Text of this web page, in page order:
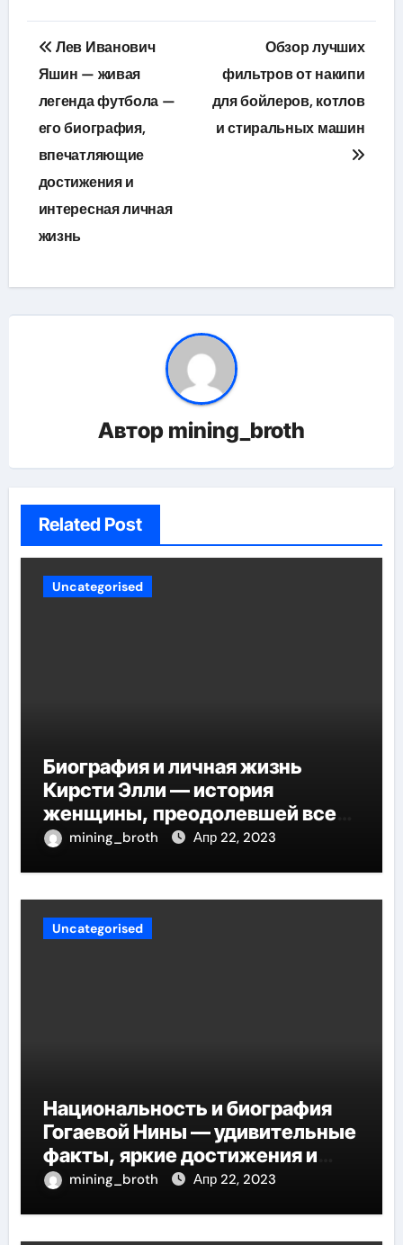
Навигация
по
записям
Лев Иванович
Яшин — живая
легенда футбола —
его биография,
впечатляющие
достижения и
интересная личная
жизнь
Обзор лучших
фильтров от накипи
для бойлеров, котлов
и стиральных машин
Автор mining_broth
Related Post
Uncategorised
Биография и личная жизнь
Кирсти Элли — история
женщины, преодолевшей все
трудности и стала
mining_broth Апр 22, 2023
Uncategorised
Национальность и биография
Гогаевой Нины — удивительные
факты, яркие достижения и
потрясающий путь к успеху
mining_broth Апр 22, 2023